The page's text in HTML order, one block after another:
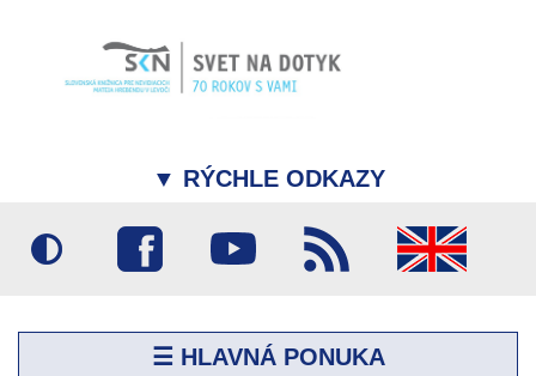
▼ RÝCHLE ODKAZY
☰ HLAVNÁ PONUKA